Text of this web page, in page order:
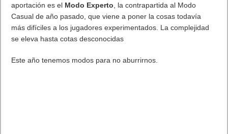
aportación es el Modo Experto , la contrapartida al Modo
Casual de año pasado, que viene a poner la cosas todavía
más difíciles a los jugadores experimentados. La complejidad
se eleva hasta cotas desconocidas
Este año tenemos modos para no aburrirnos.